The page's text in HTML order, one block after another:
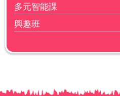
多元智能課
興趣班